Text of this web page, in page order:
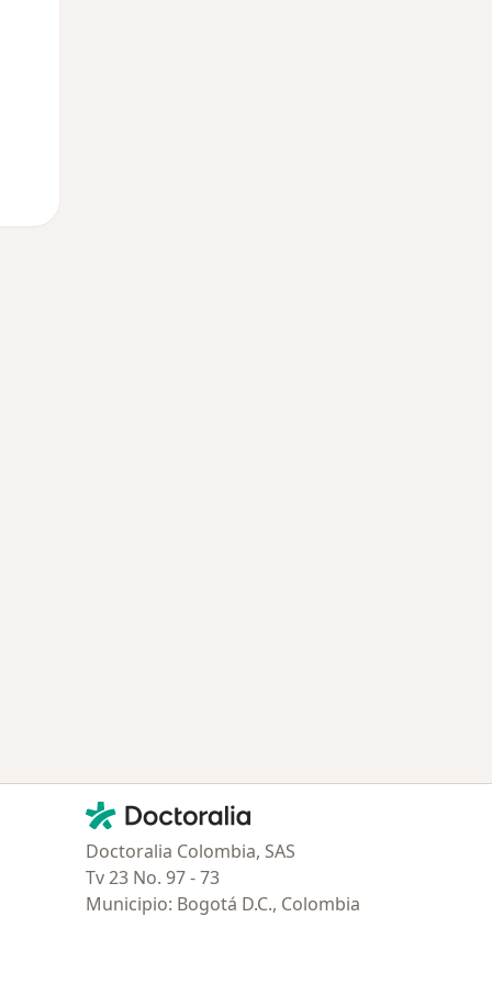
Contacto
Doctoralia - Página de inicio
Doctoralia Colombia, SAS
Tv 23 No. 97 - 73
Municipio: Bogotá D.C., Colombia